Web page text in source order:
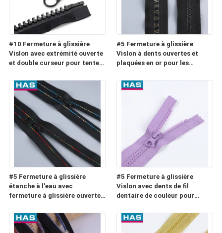
#10 Fermeture à glissière
Vislon avec extrémité ouverte
et double curseur pour tente
#5 Fermeture à glissière
Vislon à dents ouvertes et
plaquées en or pour les
ménagers
#5 Fermeture à glissière
étanche à l'eau avec
fermeture à glissière ouverte
glissière à double fil de
couleur pour les vêtements
#5 Fermeture à glissière
Vislon avec dents de fil
dentaire de couleur pour